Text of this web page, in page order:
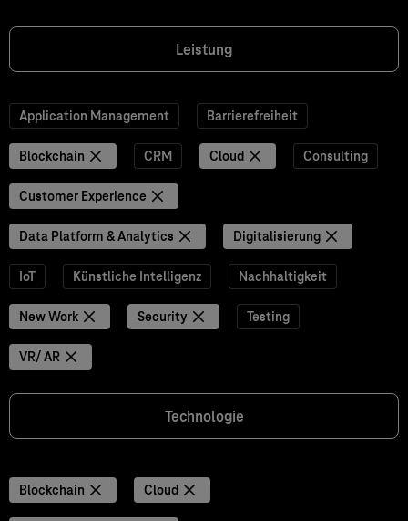
Leistung
Application Management Barrierefreiheit
Blockchain CRM Cloud Consulting
Customer Experience
Data Platform & Analytics Digitalisierung
IoT Künstliche Intelligenz Nachhaltigkeit
New Work Security Testing
VR/ AR
Technologie
Blockchain Cloud